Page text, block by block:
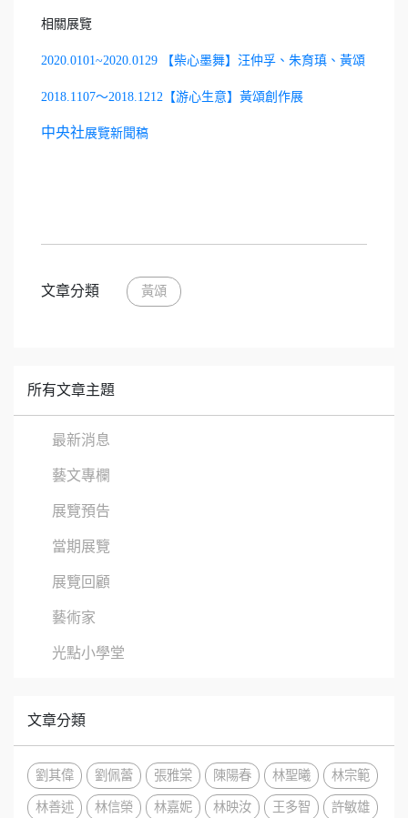
相關展覽
2020.0101~2020.0129 【柴心墨舞】汪仲孚、朱育瑱、黃頌
2018.1107～2018.1212【游心生意】黃頌創作展
中央社展覽新聞稿
文章分類 黃頌
所有文章主題
最新消息
藝文專欄
展覽預告
當期展覽
展覽回顧
藝術家
光點小學堂
文章分類
劉其偉 劉佩蕾 張雅棠 陳陽春 林聖曦
林宗範
林善述
林信榮 林嘉妮 林映汝 王多智 許敏雄